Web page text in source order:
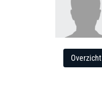
Overzicht